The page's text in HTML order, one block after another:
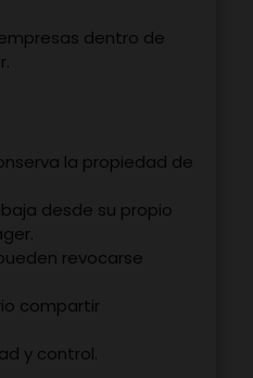
dentro de
la propiedad de
desde su propio
revocarse
compartir
y control.